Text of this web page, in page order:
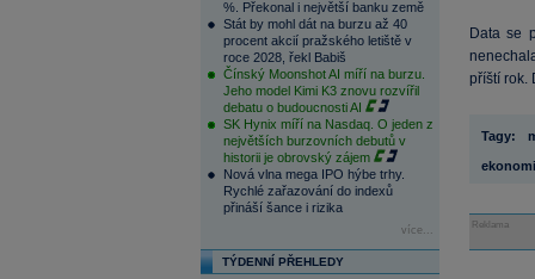
%. Překonal i největší banku země
Stát by mohl dát na burzu až 40
procent akcií pražského letiště v
roce 2028, řekl Babiš
Čínský Moonshot AI míří na burzu.
Jeho model Kimi K3 znovu rozvířil
debatu o budoucnosti AI
SK Hynix míří na Nasdaq. O jeden z
největších burzovních debutů v
historii je obrovský zájem
Nová vlna mega IPO hýbe trhy.
Rychlé zařazování do indexů
přináší šance i rizika
více...
TÝDENNÍ PŘEHLEDY
Data se
příští rok.
Tagy:
Reklama